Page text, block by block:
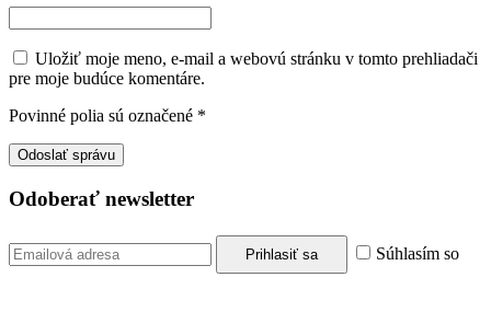
Uložiť moje meno, e-mail a webovú stránku v tomto prehliadači
pre moje budúce komentáre.
Povinné polia sú označené *
Odoberať newsletter
Súhlasím so